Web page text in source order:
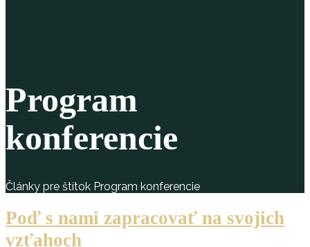
Program
konferencie
Články pre štítok Program konferencie
Poď s nami zapracovať na svojich
vzťahoch